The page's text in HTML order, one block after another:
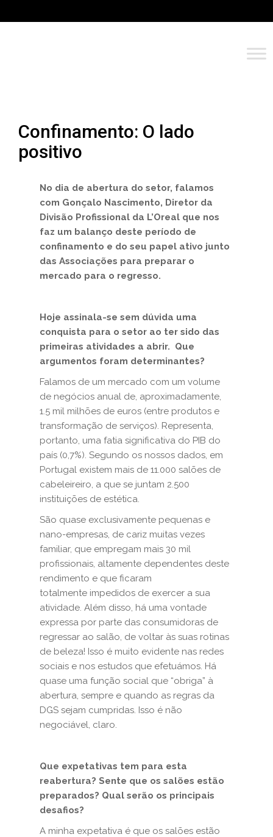
Confinamento: O lado
positivo
No dia de abertura do setor, falamos
com Gonçalo Nascimento, Diretor da
Divisão Profissional da L’Oreal que nos
faz um balanço deste período de
confinamento e do seu papel ativo junto
das Associações para preparar o
mercado para o regresso.
Hoje assinala-se sem dúvida uma
conquista para o setor ao ter sido das
primeiras atividades a abrir. Que
argumentos foram determinantes?
Falamos de um mercado com um volume
de negócios anual de, aproximadamente,
1.5 mil milhões de euros (entre produtos e
transformação de serviços). Representa,
portanto, uma fatia significativa do PIB do
país (0,7%). Segundo os nossos dados, em
Portugal existem mais de 11.000 salões de
cabeleireiro, a que se juntam 2.500
instituições de estética.
São quase exclusivamente pequenas e
nano-empresas, de cariz muitas vezes
familiar, que empregam mais 30 mil
profissionais, altamente dependentes deste
rendimento e que ficaram
totalmente impedidos de exercer a sua
atividade. Além disso, há uma vontade
expressa por parte das consumidoras de
regressar ao salão, de voltar às suas rotinas
de beleza! Isso é muito evidente nas redes
sociais e nos estudos que efetuámos. Há
quase uma função social que “obriga” à
abertura, sempre e quando as regras da
DGS sejam cumpridas. Isso é não
negociável, claro.
Que expetativas tem para esta
reabertura? Sente que os salões estão
preparados? Qual serão os principais
desafios?
A minha expetativa é que os salões estão